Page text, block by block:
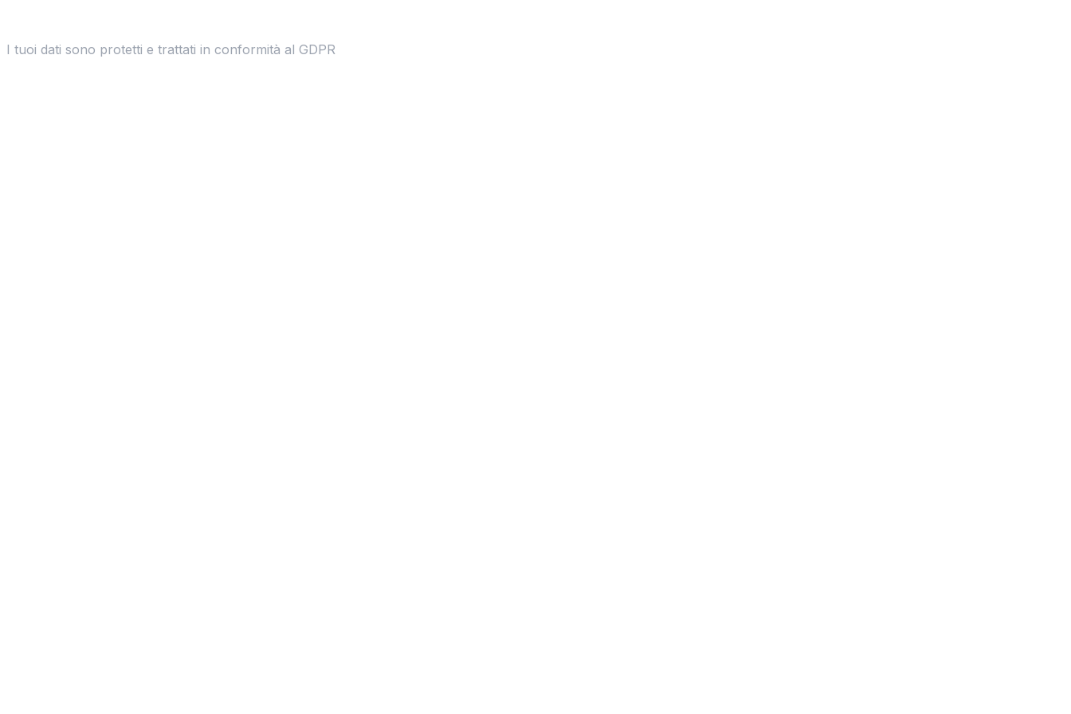
I tuoi dati sono protetti e trattati in conformità al GDPR